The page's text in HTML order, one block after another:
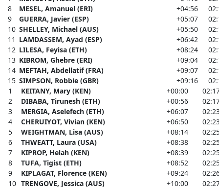
8
MESEL, Amanuel (ERI) +04:56
9
GUERRA, Javier (ESP) +05:07
10 SHELLEY, Michael (AUS) +05:50
11 LAMDASSEM, Ayad (ESP) +06:42
12 LILESA, Feyisa (ETH) +08:24
13 KIBROM, Ghebre (ERI) +09:04
14 MEFTAH, Abdellatif (FRA) +09:07
15 SIMPSON, Robbie (GBR) +09:16
1
KEITANY, Mary (KEN) +00:00
2
DIBABA, Tirunesh (ETH) +00:56
3
MERGIA, Aselefech (ETH) +06:07
4
CHERUIYOT, Vivian (KEN) +06:50
5
WEIGHTMAN, Lisa (AUS) +08:14
6
THWEATT, Laura (USA) +08:38
7
KIPROP, Helah (KEN) +08:39
8
TUFA, Tigist (ETH) +08:52
9
KIPLAGAT, Florence (KEN) +09:24
10 TRENGOVE, Jessica (AUS) +10:00